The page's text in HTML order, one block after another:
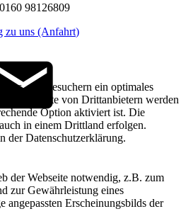
98126809
zu uns (Anfahrt)
um Besuchern ein optimales
Inhalte von Drittanbietern werden
Option aktiviert ist. Die
in einem Drittland erfolgen.
der Datenschutzerklärung.
der Webseite notwendig, z.B. zum
zur Gewährleistung eines
angepassten Erscheinungsbilds der